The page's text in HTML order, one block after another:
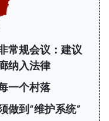
常规会议：建议
纳入法律
一个村落
做到“维护系统”